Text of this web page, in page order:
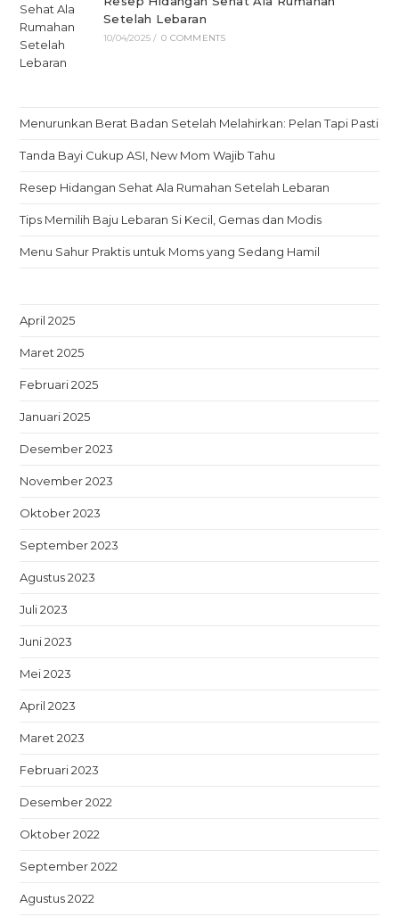
Setelah Lebaran
10/04/2025 / 0 COMMENTS
Menurunkan Berat Badan Setelah Melahirkan: Pelan Tapi Pasti
Tanda Bayi Cukup ASI, New Mom Wajib Tahu
Resep Hidangan Sehat Ala Rumahan Setelah Lebaran
Tips Memilih Baju Lebaran Si Kecil, Gemas dan Modis
Menu Sahur Praktis untuk Moms yang Sedang Hamil
April 2025
Maret 2025
Februari 2025
Januari 2025
Desember 2023
November 2023
Oktober 2023
September 2023
Agustus 2023
Juli 2023
Juni 2023
Mei 2023
April 2023
Maret 2023
Februari 2023
Desember 2022
Oktober 2022
September 2022
Agustus 2022